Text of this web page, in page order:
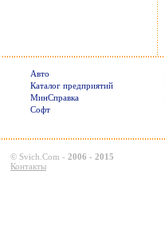
Авто
Каталог предприятий
МинСправка
Софт
© Svich.Com - 2006 - 2015
Контакты